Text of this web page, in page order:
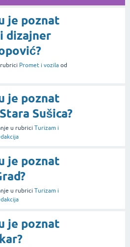
je poznat
dizajner
Promet i vozila od
je poznat
Sušica?
u rubrici Turizam i
je poznat
u rubrici Turizam i
je poznat